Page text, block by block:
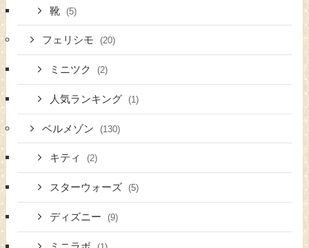
靴 (5)
フェリシモ (20)
ミニツク (2)
人気ランキング (1)
ベルメゾン (130)
キティ (2)
スターウォーズ (5)
ディズニー (9)